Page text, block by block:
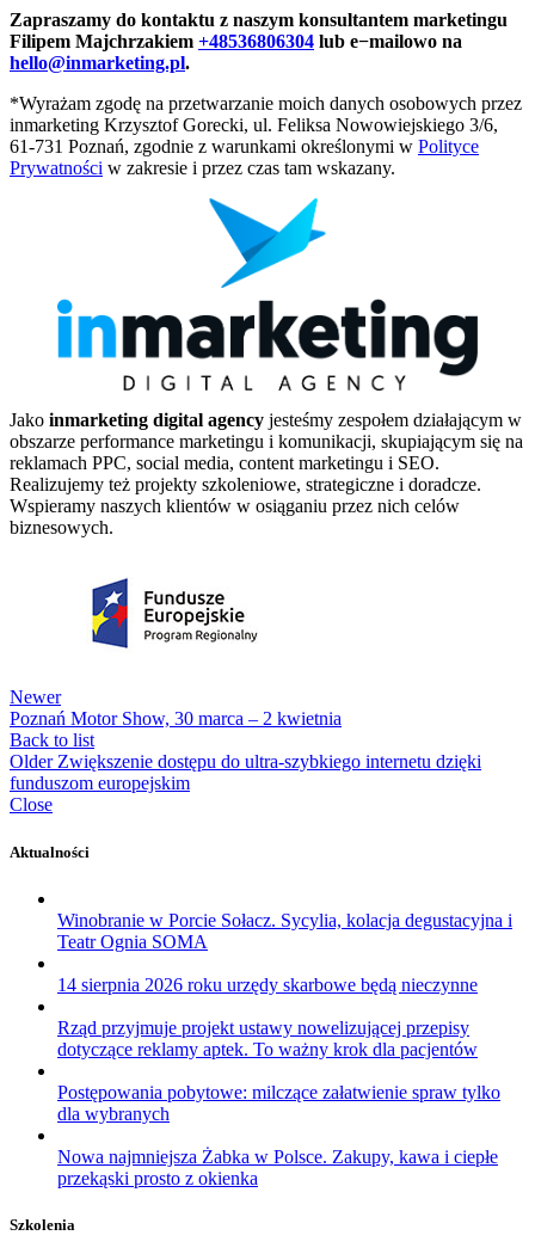
Zapraszamy do kontaktu z naszym konsultantem marketingu
Filipem Majchrzakiem +48536806304 lub e−mailowo na
hello@inmarketing.pl.
*Wyrażam zgodę na przetwarzanie moich danych osobowych przez
inmarketing Krzysztof Gorecki, ul. Feliksa Nowowiejskiego 3/6,
61-731 Poznań, zgodnie z warunkami określonymi w Polityce
Prywatności w zakresie i przez czas tam wskazany.
Jako inmarketing digital agency jesteśmy zespołem działającym w
obszarze performance marketingu i komunikacji, skupiającym się na
reklamach PPC, social media, content marketingu i SEO.
Realizujemy też projekty szkoleniowe, strategiczne i doradcze.
Wspieramy naszych klientów w osiąganiu przez nich celów
biznesowych.
Newer
Poznań Motor Show, 30 marca – 2 kwietnia
Back to list
Older Zwiększenie dostępu do ultra-szybkiego internetu dzięki
funduszom europejskim
Close
Aktualności
Winobranie w Porcie Sołacz. Sycylia, kolacja degustacyjna i
Teatr Ognia SOMA
14 sierpnia 2026 roku urzędy skarbowe będą nieczynne
Rząd przyjmuje projekt ustawy nowelizującej przepisy
dotyczące reklamy aptek. To ważny krok dla pacjentów
Postępowania pobytowe: milczące załatwienie spraw tylko
dla wybranych
Nowa najmniejsza Żabka w Polsce. Zakupy, kawa i ciepłe
przekąski prosto z okienka
Szkolenia